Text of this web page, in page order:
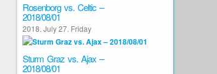
Rosenborg vs. Celtic –
2018/08/01
2018. July 27. Friday
Sturm Graz vs. Ajax –
2018/08/01